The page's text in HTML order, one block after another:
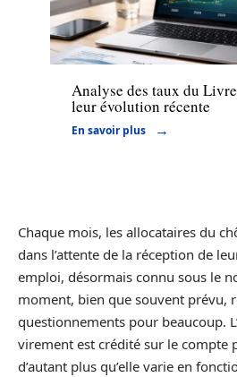
Actu
Analyse des taux du
leur évolution récente
En savoir plus
Chaque mois, les allocataires du
dans l’attente de la réception de
emploi, désormais connu sous le
moment, bien que souvent prévu,
questionnements pour beaucoup.
virement est crédité sur le compte
d’autant plus qu’elle varie en